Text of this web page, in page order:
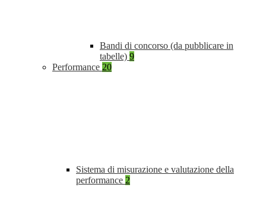
Bandi di concorso (da pubblicare in
tabelle) 9
Performance 20
Sistema di misurazione e valutazione della
performance 2